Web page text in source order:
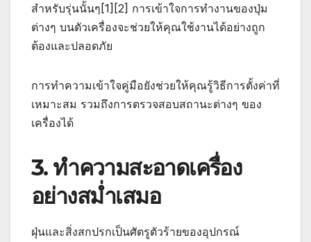
สำหรับรุ่นนั้นๆ[1][2] การเข้าใจการทำงานของปุ่ม
ต่างๆ บนตัวเครื่องจะช่วยให้คุณใช้งานได้อย่างถูก
ต้องและปลอดภัย
การทำความเข้าใจคู่มือยังช่วยให้คุณรู้วิธีการตั้งค่าที่
เหมาะสม รวมถึงการตรวจสอบสถานะต่างๆ ของ
เครื่องได้
3. ทำความสะอาดเครื่อง
อย่างสม่ำเสมอ
ฝุ่นและสิ่งสกปรกเป็นศัตรูตัวร้ายของอุปกรณ์